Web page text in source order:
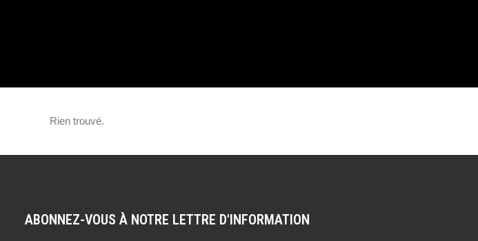
Rien trouvé.
ABONNEZ-VOUS À NOTRE LETTRE D'INFORMATION